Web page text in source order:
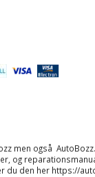
men også
og
du den her https://